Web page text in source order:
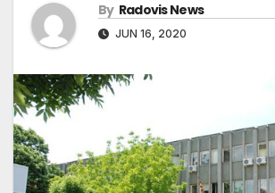
By Radovis News
JUN 16, 2020